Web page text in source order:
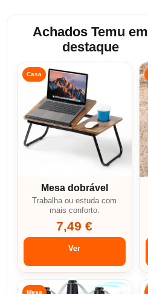
Achados Temu em
destaque
Casa
Mesa dobrável
Trabalha ou estuda com
mais conforto.
7,49 €
Ver
Mesa